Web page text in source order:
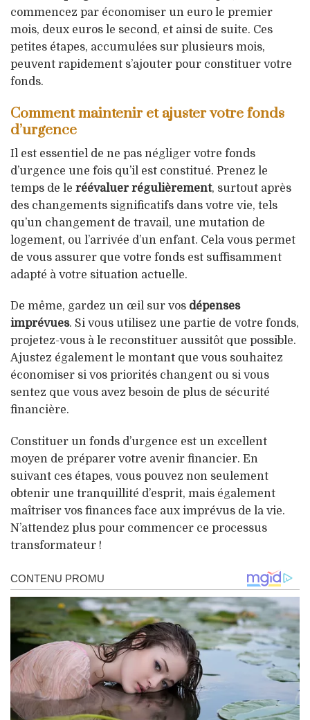
commencez par économiser un euro le premier
mois, deux euros le second, et ainsi de suite. Ces
petites étapes, accumulées sur plusieurs mois,
peuvent rapidement s’ajouter pour constituer votre
fonds.
Comment maintenir et ajuster votre fonds
d’urgence
Il est essentiel de ne pas négliger votre fonds
d’urgence une fois qu’il est constitué. Prenez le
temps de le réévaluer régulièrement, surtout après
des changements significatifs dans votre vie, tels
qu’un changement de travail, une mutation de
logement, ou l’arrivée d’un enfant. Cela vous permet
de vous assurer que votre fonds est suffisamment
adapté à votre situation actuelle.
De même, gardez un œil sur vos dépenses
imprévues. Si vous utilisez une partie de votre fonds,
projetez-vous à le reconstituer aussitôt que possible.
Ajustez également le montant que vous souhaitez
économiser si vos priorités changent ou si vous
sentez que vous avez besoin de plus de sécurité
financière.
Constituer un fonds d’urgence est un excellent
moyen de préparer votre avenir financier. En
suivant ces étapes, vous pouvez non seulement
obtenir une tranquillité d’esprit, mais également
maîtriser vos finances face aux imprévus de la vie.
N’attendez plus pour commencer ce processus
transformateur !